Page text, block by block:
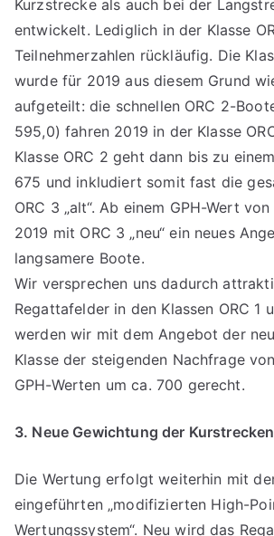
Kurzstrecke als auch bei der
entwickelt. Lediglich in der Klasse
Teilnehmerzahlen rückläufig. Die
wurde für 2019 aus diesem Grund
aufgeteilt: die schnellen ORC 2-
595,0) fahren 2019 in der Klasse
Klasse ORC 2 geht dann bis zu
675 und inkludiert somit fast die
ORC 3 „alt“. Ab einem GPH-Wert
2019 mit ORC 3 „neu“ ein neues
langsamere Boote.
Wir versprechen uns dadurch
Regattafelder in den Klassen ORC 1
werden wir mit dem Angebot der
Klasse der steigenden Nachfrage
GPH-Werten um ca. 700 gerecht.
3. Neue Gewichtung der
Die Wertung erfolgt weiterhin mit
eingeführten „modifizierten High-
Wertungssystem“. Neu wird das